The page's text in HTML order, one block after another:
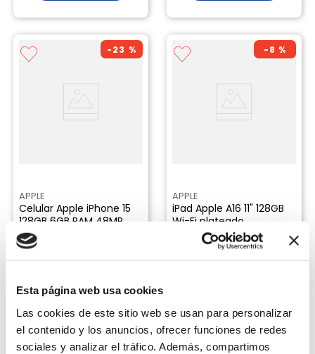
Esta página web usa cookies
Las cookies de este sitio web se usan para personalizar
el contenido y los anuncios, ofrecer funciones de redes
sociales y analizar el tráfico. Además, compartimos
-23 %
APPLE
Celular Apple iPhone 15
128GB 6GB RAM 48MP
blue
S/2999.00
Añadir al carrito
-8 %
APPLE
iPad Apple A16 11" 128GB
Wi-Fi plateado
Vendido porCarsa
S/1569.00